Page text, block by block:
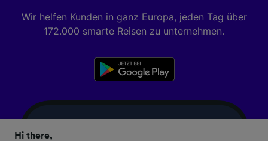
Wir helfen Kunden in ganz Europa, jeden Tag über
172.000 smarte Reisen zu unternehmen.
Hi there,